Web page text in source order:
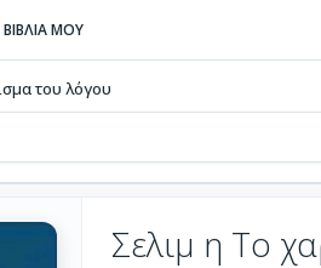
ΜΟΥ
του λόγου
Σελιμ η Το